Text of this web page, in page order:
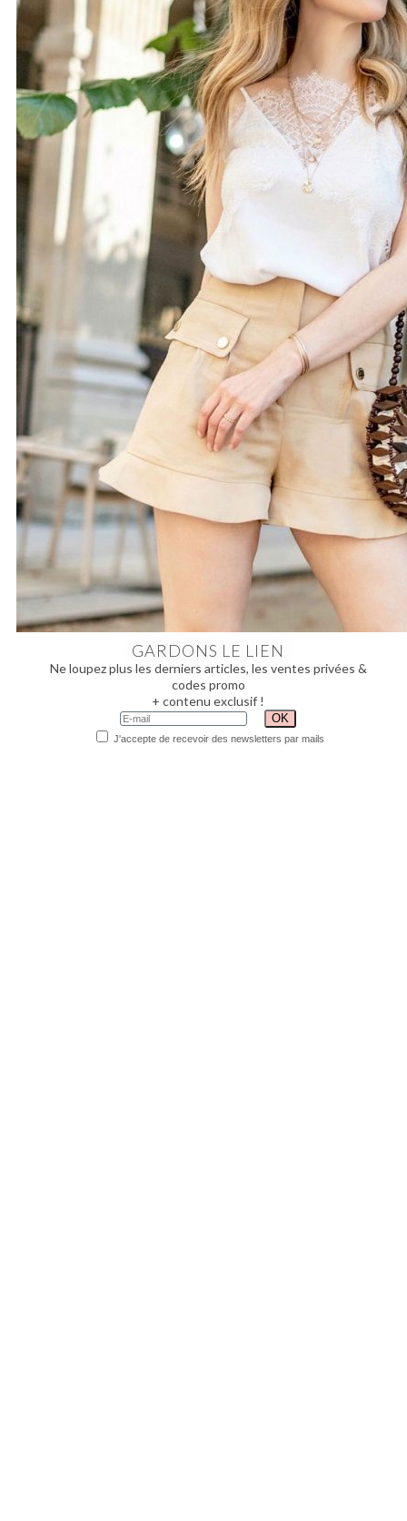
GARDONS LE LIEN
Ne loupez plus les derniers articles, les ventes privées &
codes promo
+ contenu exclusif !
J'accepte de recevoir des newsletters par mails